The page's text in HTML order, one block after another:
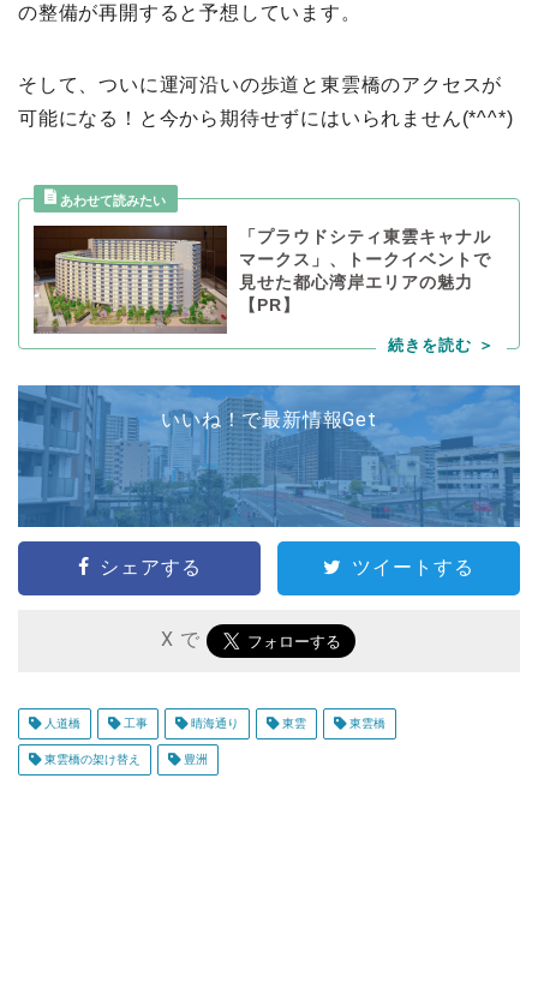
の整備が再開すると予想しています。
そして、ついに運河沿いの歩道と東雲橋のアクセスが
可能になる！と今から期待せずにはいられません(*^^*)
「プラウドシティ東雲キャナル
マークス」、トークイベントで
見せた都心湾岸エリアの魅力
【PR】
いいね！で最新情報Get
シェアする ツイートする
X で
人道橋 工事 晴海通り 東雲 東雲橋
東雲橋の架け替え 豊洲